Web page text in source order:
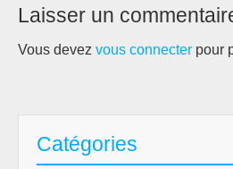
Laisser un
Vous devez vous connecter pour
Catégories